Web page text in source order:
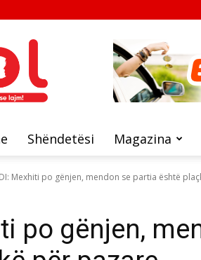
Shëndetësi Magazina
Mexhiti po gënjen, mendon se partia është
po gënjen,